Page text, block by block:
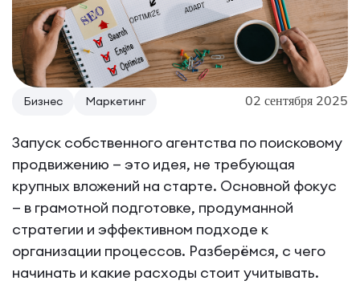
Бизнес Маркетинг 02 сентября 2025
Запуск собственного агентства по поисковому
продвижению — это идея, не требующая
крупных вложений на старте. Основной фокус
— в грамотной подготовке, продуманной
стратегии и эффективном подходе к
организации процессов. Разберёмся, с чего
начинать и какие расходы стоит учитывать.